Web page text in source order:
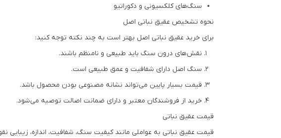
سنگ‌های کلکسیونی و دکوراتیو
نحوه تشخیص عقیق نباتی اصل
برای خرید عقیق نباتی اصل بهتر است به چند نکته توجه کنید:
نقش‌های درون سنگ باید طبیعی و نامنظم باشند.
سنگ اصل دارای شفافیت و عمق طبیعی است.
قیمت بسیار پایین می‌تواند نشانه مصنوعی بودن محصول باشد.
خرید از فروشندگان معتبر و دارای ضمانت اصالت توصیه می‌شود.
قیمت عقیق نباتی
قیمت عقیق نباتی به عواملی مانند کیفیت سنگ، شفافیت، اندازه،